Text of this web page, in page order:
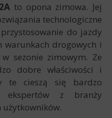
to opona zimowa. Jej
technologiczne
do jazdy
drogowych i
sezonie zimowym. Ze
dobre właściwości i
te cieszą się bardzo
ekspertów z branży
użytkowników.